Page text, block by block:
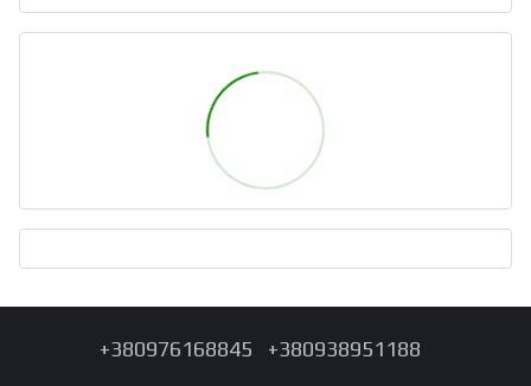
+380976168845 +380938951188